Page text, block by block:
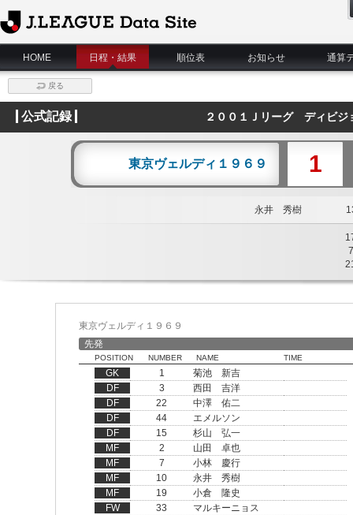
J.League Data Site
HOME
日程・結果 順位表 お知らせ 通算
戻る
公式記録 ２００１Ｊリーグ ディビ
東京ヴェルディ１９６９ 1
永井 秀樹
7
東京ヴェルディ１９６９
先発
POSITION NUMBER NAME TIME
GK 1
菊池 新吉
DF
3
西田 吉洋
DF
22
中澤 佑二
DF
44
エメルソン
DF
15
杉山 弘一
MF
2
山田 卓也
MF
7
小林 慶行
MF
10
永井 秀樹
MF
19
小倉 隆史
FW
33
マルキーニョス